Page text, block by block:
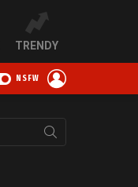
TRENDY
NSFW